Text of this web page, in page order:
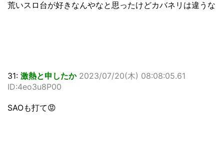
荒いスロ台が好きなんやなと思ったけどカバネリは違うな
31: 激熱と申したか 2023/07/20(木) 08:08:05.61
ID:4eo3u8P00
SAOも打て😡